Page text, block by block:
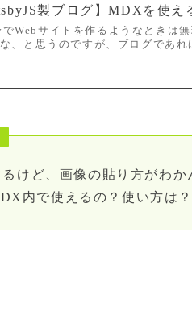
製ブログ】MDXを使
Webサイトを作るようなときは
、と思うのですが、ブログであ
けど、画像の貼り方がわか
内で使えるの？使い方は？